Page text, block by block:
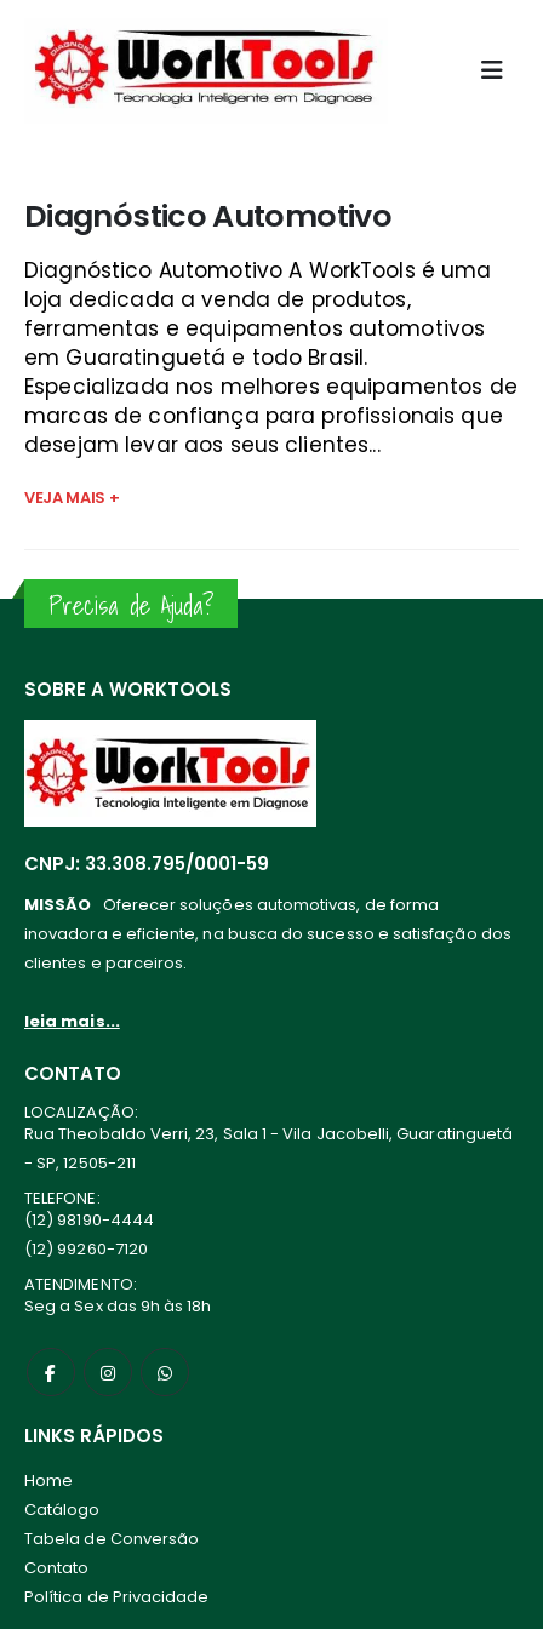
Diagnóstico Automotivo
Diagnóstico Automotivo A WorkTools é uma
loja dedicada a venda de produtos,
ferramentas e equipamentos automotivos
em Guaratinguetá e todo Brasil.
Especializada nos melhores equipamentos de
marcas de confiança para profissionais que
desejam levar aos seus clientes...
VEJA MAIS +
Precisa de Ajuda?
SOBRE A WORKTOOLS
CNPJ: 33.308.795/0001-59
MISSÃO Oferecer soluções automotivas, de forma
inovadora e eficiente, na busca do sucesso e satisfação dos
clientes e parceiros.
leia mais...
CONTATO
LOCALIZAÇÃO:
Rua Theobaldo Verri, 23, Sala 1 - Vila Jacobelli, Guaratinguetá
- SP, 12505-211
TELEFONE:
(12) 98190-4444
(12) 99260-7120
ATENDIMENTO:
Seg a Sex das 9h às 18h
LINKS RÁPIDOS
Home
Catálogo
Tabela de Conversão
Contato
Política de Privacidade